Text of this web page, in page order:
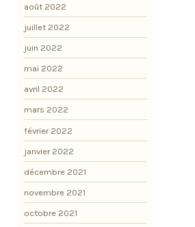
août 2022
juillet 2022
juin 2022
mai 2022
avril 2022
mars 2022
février 2022
janvier 2022
décembre 2021
novembre 2021
octobre 2021